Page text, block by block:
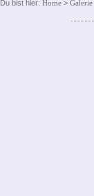
Du bist hier: Home > Galerie